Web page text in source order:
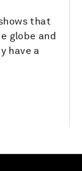
that
globe and
have a